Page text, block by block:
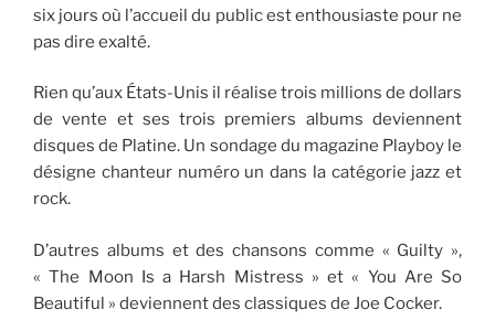
six jours où l’accueil du public est enthousiaste pour ne
pas dire exalté.
Rien qu’aux États-Unis il réalise trois millions de dollars
de vente et ses trois premiers albums deviennent
disques de Platine. Un sondage du magazine Playboy le
désigne chanteur numéro un dans la catégorie jazz et
rock.
D’autres albums et des chansons comme « Guilty »,
« The Moon Is a Harsh Mistress » et « You Are So
Beautiful » deviennent des classiques de Joe Cocker.